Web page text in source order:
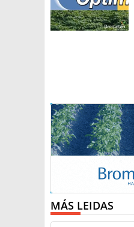
MÁS LEIDAS